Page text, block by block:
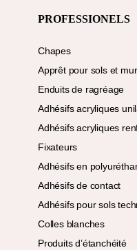
PROFESSIONELS
Chapes
Apprêt pour sols et
Enduits de ragréage
Adhésifs acryliques
Adhésifs acryliques
Fixateurs
Adhésifs en
Adhésifs de contact
Adhésifs pour sols
Colles blanches
Produits d’étanchéité